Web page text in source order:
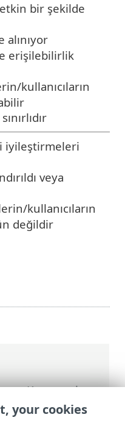
>Kurumsal
Sonu
bir şekilde
alınıyor
erişilebilirlik
kullanıcıların
iyileştirmeleri
veya
kullanıcıların
değildir
your cookies